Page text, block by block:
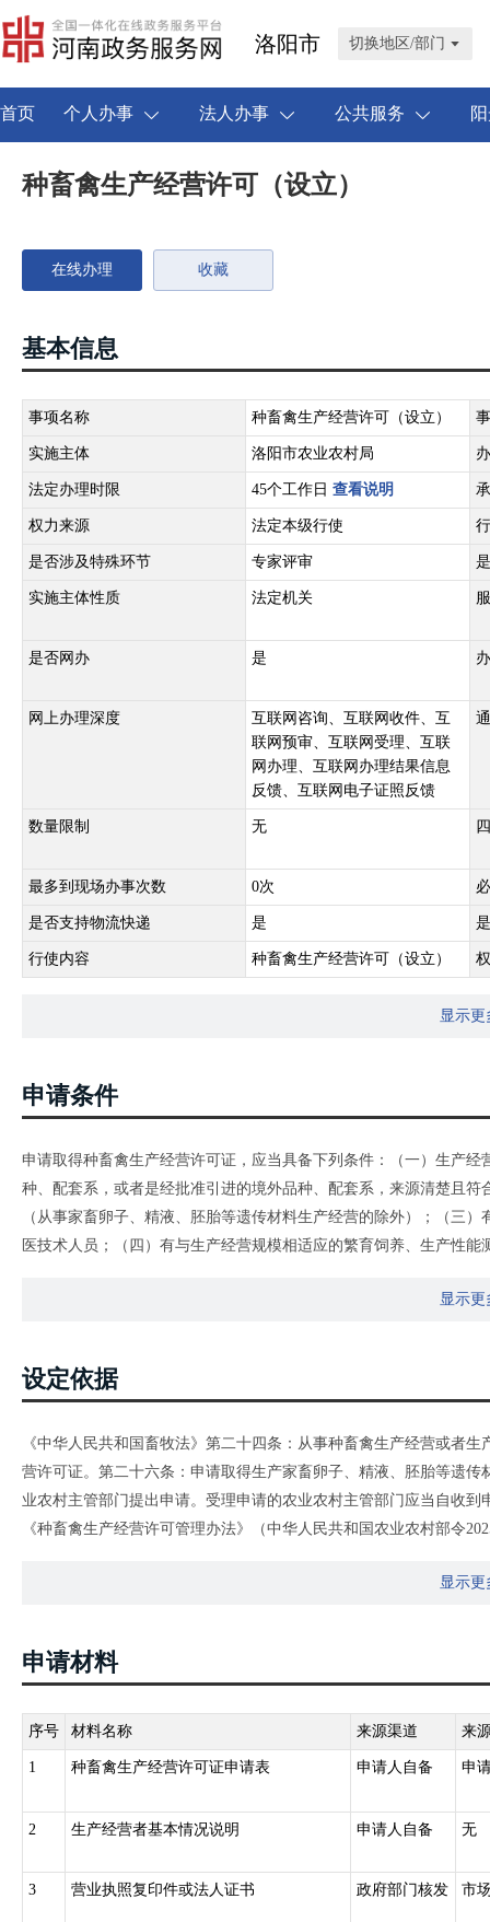
洛阳市 切换地区/部门
首页 个人办事 法人办事 公共服务
种畜禽生产经营许可（设立）
在线办理 收藏
基本信息
事项名称 种畜禽生产经营许可（设立）
实施主体 洛阳市农业农村局
法定办理时限 45个工作日 查看说明
权力来源 法定本级行使
是否涉及特殊环节 专家评审
实施主体性质 法定机关
是否网办 是
网上办理深度
互联网咨询、互联网收件、互
联网预审、互联网受理、互联
网办理、互联网办理结果信息
反馈、互联网电子证照反馈
数量限制 无
最多到现场办事次数 0次
是否支持物流快递 是
行使内容 种畜禽生产经营许可（设立）
显示更
申请条件
申请取得种畜禽生产经营许可证，应当具备下列条件：（一）生产
种、配套系，或者是经批准引进的境外品种、配套系，来源清楚且
（从事家畜卵子、精液、胚胎等遗传材料生产经营的除外）；（三
医技术人员；（四）有与生产经营规模相适应的繁育饲养、生产性
件。从事家畜卵子、精液、胚胎等遗传材料生产经营，除符合本办
体外受精取得的胚胎、使用的卵子来源明确，三代系谱清楚，供体
显示更
设定依据
《中华人民共和国畜牧法》第二十四条：从事种畜禽生产经营或者
营许可证。第二十六条：申请取得生产家畜卵子、精液、胚胎等遗
业农村主管部门提出申请。受理申请的农业农村主管部门应当自收
《种畜禽生产经营许可管理办法》（中华人民共和国农业农村部令
第七条 申请取得种畜禽生产经营许可证，应当提交以下材料：（一
（八）种畜禽来源说明及系谱档案复印件；（九）动物防疫条件合
显示更
申请材料
序号 材料名称 来源渠道 来
1 种畜禽生产经营许可证申请表 申请人自备 申
2 生产经营者基本情况说明 申请人自备 无
3 营业执照复印件或法人证书 政府部门核发 市